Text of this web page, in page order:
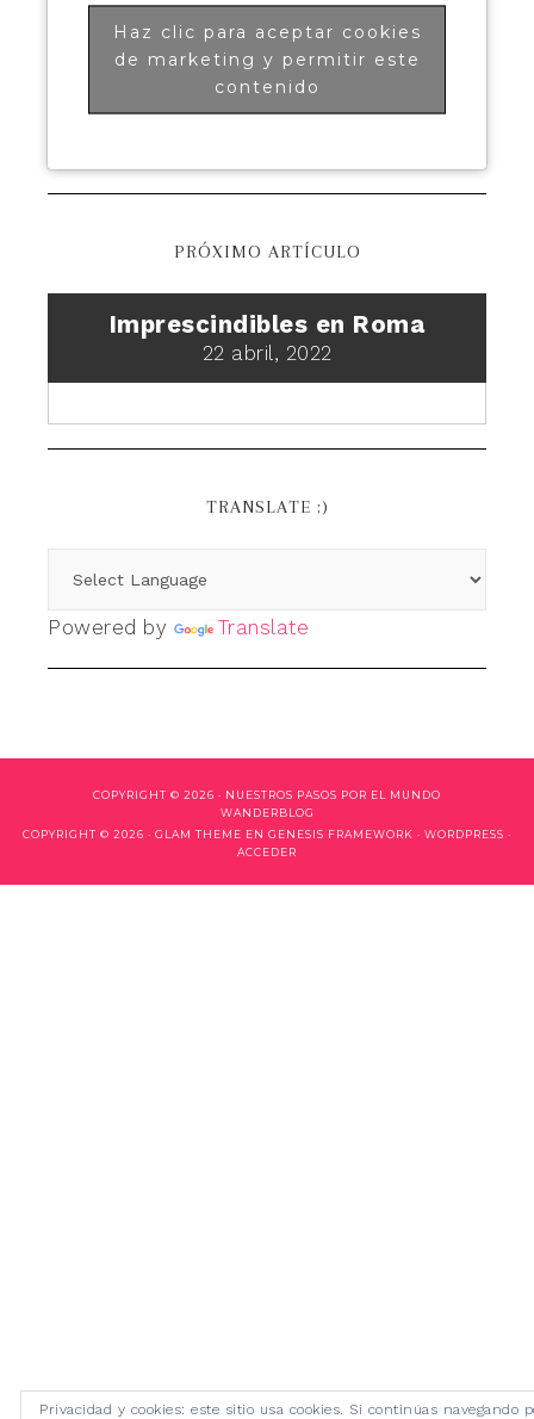
Haz clic para aceptar cookies
de marketing y permitir este
contenido
PRÓXIMO ARTÍCULO
Imprescindibles en Roma
22 abril, 2022
TRANSLATE :)
Powered by Translate
COPYRIGHT © 2026 · NUESTROS PASOS POR EL MUNDO
WANDERBLOG
COPYRIGHT © 2026 · GLAM THEME EN GENESIS FRAMEWORK · WORDPRESS ·
ACCEDER
Privacidad y cookies: este sitio usa cookies. Si continúas navegando